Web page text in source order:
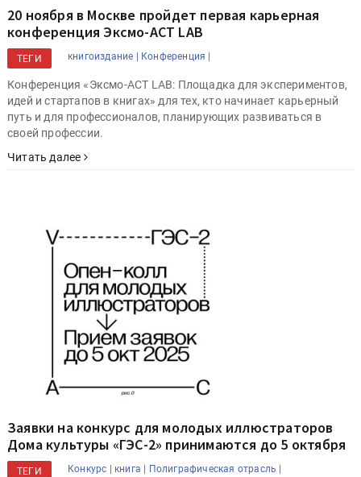
20 ноября в Москве пройдет первая карьерная
конференция Эксмо-АСТ LAB
ТЕГИ книгоиздание | Конференция |
Конференция «Эксмо-АСТ LAB: Площадка для экспериментов,
идей и стартапов в книгах» для тех, кто начинает карьерный
путь и для профессионалов, планирующих развиваться в
своей профессии.
Читать далее
Заявки на конкурс для молодых иллюстраторов
Дома культуры «ГЭС-2» принимаются до 5 октября
ТЕГИ Конкурс | книга |
Полиграфическая отрасль |